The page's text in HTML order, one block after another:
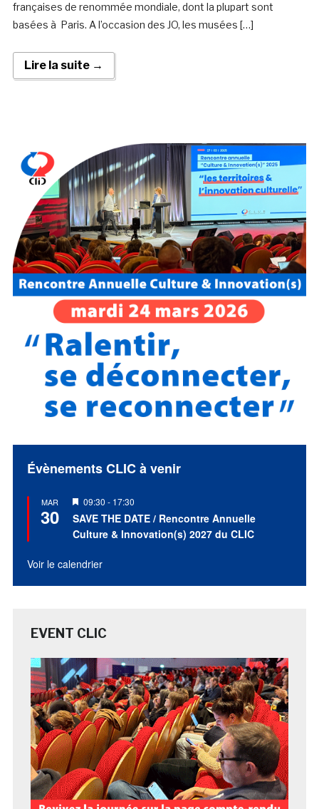
françaises de renommée mondiale, dont la plupart sont
basées à Paris. A l’occasion des JO, les musées […]
Lire la suite →
Évènements CLIC à venir
MAR
30
Mis
en
avant
09:30 - 17:30
SAVE THE DATE / Rencontre Annuelle
Culture & Innovation(s) 2027 du CLIC
Voir le calendrier
EVENT CLIC